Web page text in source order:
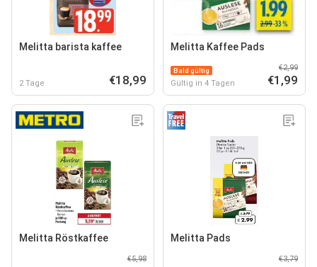
Melitta barista kaffee
2 Tage €18,99
Melitta Kaffee Pads
Bald gültig
Gültig in 4 Tagen
€2,99
€1,99
Melitta Röstkaffee
€5,98
Melitta Pads
€3,79